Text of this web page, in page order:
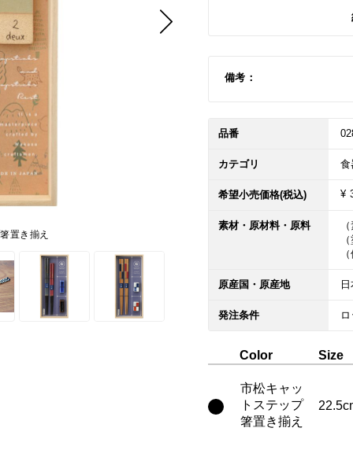
置き揃え
備考：
品番
カテゴリ 食
希望小売価格(税込) ¥
素材・原材料・原料
原産国・原産地
発注条件
Color Size
市松キャッ
トステップ
箸置き揃え